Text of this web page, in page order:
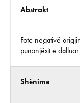
Abstrakt
Foto-negativë
punonjësit e
Shënime